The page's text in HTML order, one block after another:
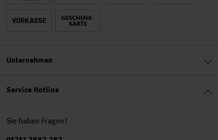
Service Hotline
Sie haben Fragen?
Unternehmen